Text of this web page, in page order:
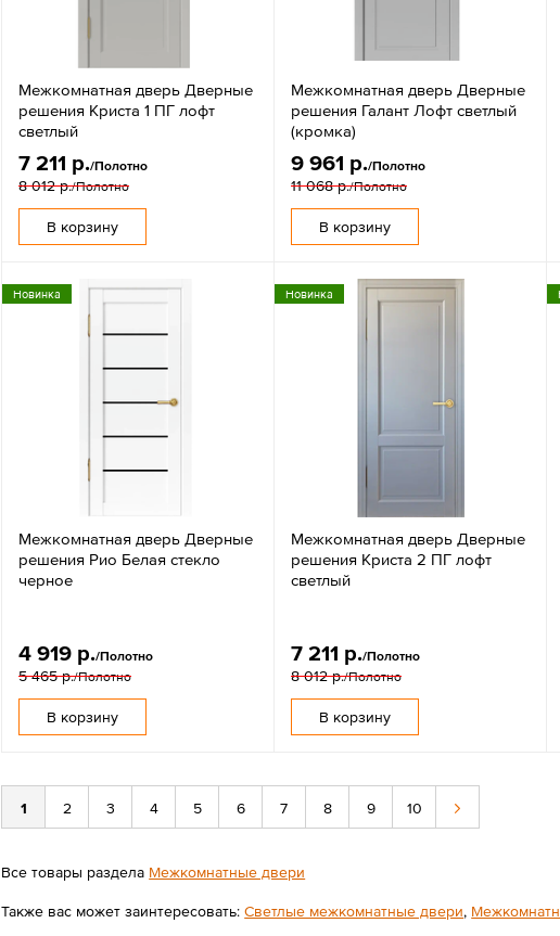
Межкомнатная дверь Дверные
решения Криста 1 ПГ лофт
светлый
7 211 р./Полотно
8 012 р./Полотно
В корзину
Межкомнатная дверь Дверные
решения Галант Лофт светлый
(кромка)
9 961 р./Полотно
11 068 р./Полотно
В корзину
Новинка
Межкомнатная дверь Дверные
решения Рио Белая стекло
черное
4 919 р./Полотно
5 465 р./Полотно
В корзину
Новинка
Межкомнатная дверь Дверные
решения Криста 2 ПГ лофт
светлый
7 211 р./Полотно
8 012 р./Полотно
В корзину
1 2 3 4 5 6 7 8 9 10
Все товары раздела Межкомнатные двери
Также вас может заинтересовать:Светлые межкомнатные двери,